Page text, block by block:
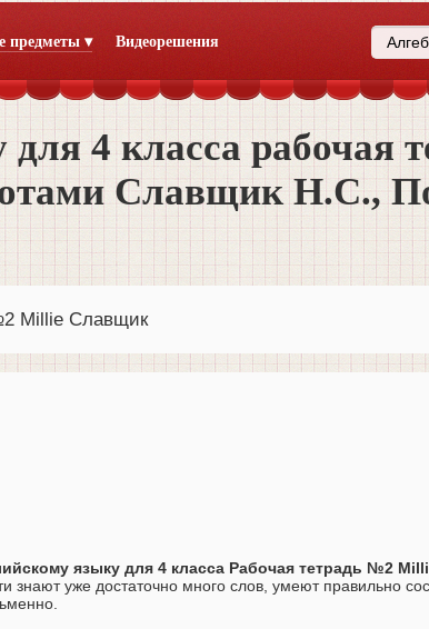
предметы ▾ Видеорешения
4 класса рабочая
Славщик Н.С.,
Millie Славщик
языку для 4 класса Рабочая тетрадь №2
знают уже достаточно много слов, умеют правильно